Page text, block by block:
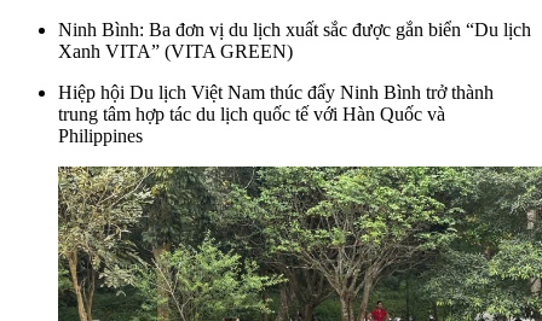
Ninh Bình: Ba đơn vị du lịch xuất sắc được gắn biển “Du lịch
Xanh VITA” (VITA GREEN)
Hiệp hội Du lịch Việt Nam thúc đẩy Ninh Bình trở thành
trung tâm hợp tác du lịch quốc tế với Hàn Quốc và
Philippines